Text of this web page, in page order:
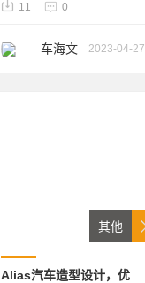
11 0
车海文 2023-04-27
其他
Alias汽车造型设计，优